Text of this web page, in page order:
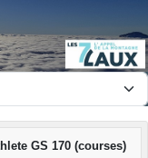
GS 170 (courses)